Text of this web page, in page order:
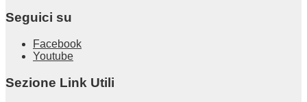
Seguici su
Facebook
Youtube
Sezione Link Utili